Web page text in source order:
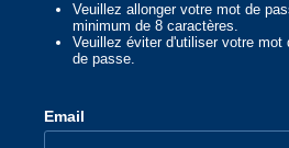
Veuillez allonger votre mot de
minimum de 8 caractères.
Veuillez éviter d'utiliser votre mot
de passe.
Email